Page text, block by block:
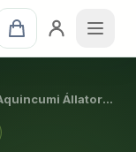
Kedvenc Állategészségügyi Központ - Aquincumi Állatorvosi Rendelő